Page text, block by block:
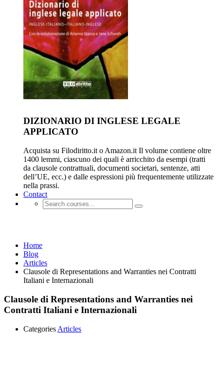
DIZIONARIO DI INGLESE LEGALE
APPLICATO
Acquista su Filodiritto.it o Amazon.it Il volume contiene oltre
1400 lemmi, ciascuno dei quali è arricchito da esempi (tratti
da clausole contrattuali, documenti societari, sentenze, atti
dell’UE, ecc.) e dalle espressioni più frequentemente utilizzate
nella prassi.
Contact
Home
Blog
Articles
Clausole di Representations and Warranties nei Contratti
Italiani e Internazionali
Clausole di Representations and Warranties nei
Contratti Italiani e Internazionali
Categories Articles